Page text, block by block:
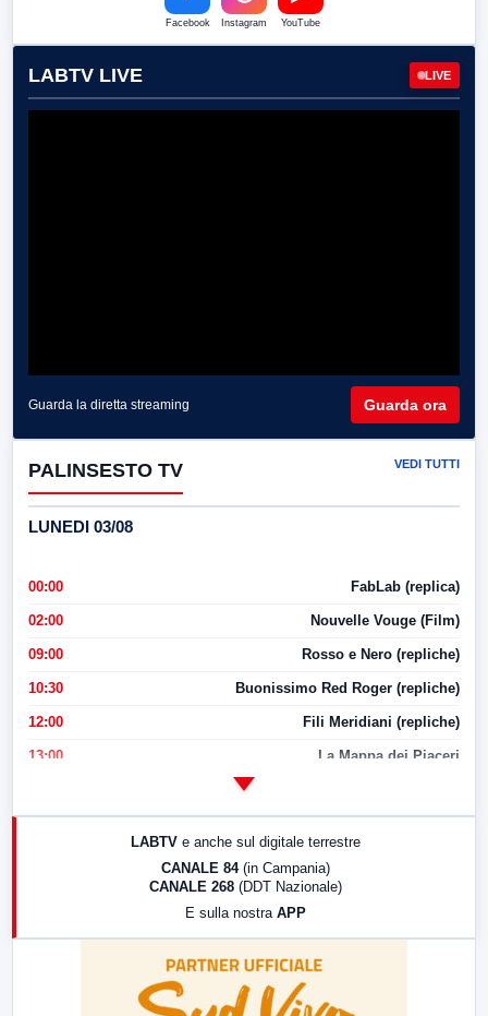
Facebook Instagram YouTube
LABTV LIVE LIVE
Guarda la diretta streaming Guarda ora
PALINSESTO TV VEDI TUTTI
LUNEDI 03/08
00:00 FabLab (replica)
02:00 Nouvelle Vouge (Film)
09:00 Rosso e Nero (repliche)
10:30 Buonissimo Red Roger (repliche)
12:00 Fili Meridiani (repliche)
13:00 La Mappa dei Piaceri
LABTV e anche sul digitale terrestre
CANALE 84 (in Campania)
CANALE 268 (DDT Nazionale)
E sulla nostra APP